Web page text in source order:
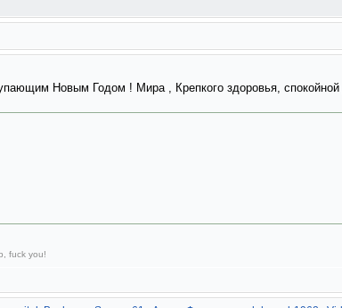
Новым Годом ! Мира , Крепкого здоровья,
fuck you!